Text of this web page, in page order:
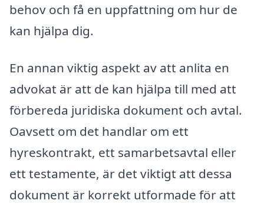
behov och få en uppfattning om hur de
kan hjälpa dig.
En annan viktig aspekt av att anlita en
advokat är att de kan hjälpa till med att
förbereda juridiska dokument och avtal.
Oavsett om det handlar om ett
hyreskontrakt, ett samarbetsavtal eller
ett testamente, är det viktigt att dessa
dokument är korrekt utformade för att